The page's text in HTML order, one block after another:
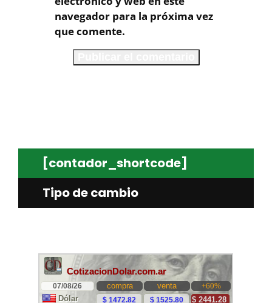
navegador para la próxima vez
que comente.
[contador_shortcode]
Tipo de cambio